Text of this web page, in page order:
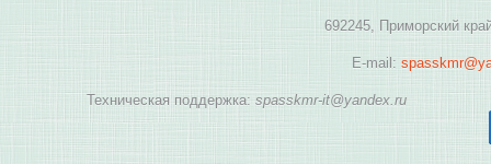
692245, Приморский
E-mail:
Техническая поддержка: spasskmr-it@yandex.ru